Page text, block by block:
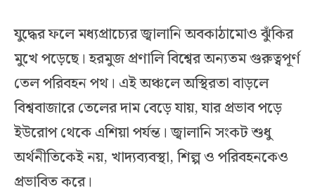
যুদ্ধের ফলে মধ্যপ্রাচ্যের জ্বালানি অবকাঠামোও ঝুঁকির
মুখে পড়েছে। হরমুজ প্রণালি বিশ্বের অন্যতম গুরুত্বপূর্ণ
তেল পরিবহন পথ। এই অঞ্চলে অস্থিরতা বাড়লে
বিশ্ববাজারে তেলের দাম বেড়ে যায়, যার প্রভাব পড়ে
ইউরোপ থেকে এশিয়া পর্যন্ত। জ্বালানি সংকট শুধু
অর্থনীতিকেই নয়, খাদ্যব্যবস্থা, শিল্প ও পরিবহনকেও
প্রভাবিত করে।